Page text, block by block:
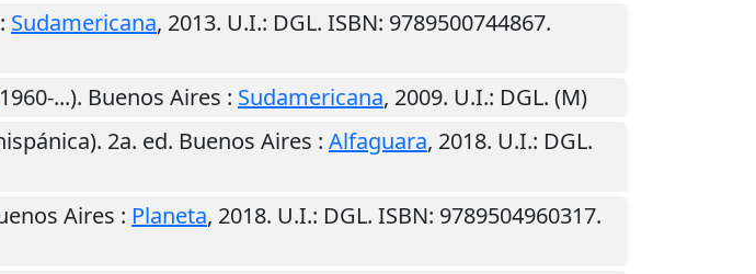
: Sudamericana, 2013. U.I.: DGL. ISBN: 9789500744867.
...). Buenos Aires : Sudamericana, 2009. U.I.: DGL. (M)
2a. ed. Buenos Aires : Alfaguara, 2018. U.I.: DGL.
Aires : Planeta, 2018. U.I.: DGL. ISBN: 9789504960317.